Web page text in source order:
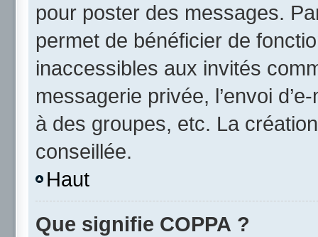
pour poster des messages.
permet de bénéficier de
inaccessibles aux invités
messagerie privée, l’envoi
à des groupes, etc. La
conseillée.
Haut
Que signifie COPPA ?